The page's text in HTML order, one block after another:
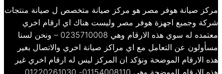
مركز صيانة هوفر مصر هو مركز صيانة متخصص ل صيانة منتجات
شركة وجميع اجهزة هوفر مصر وليست هناك اي ارقام اخري
معتمده له سوي هذه الارقام وهي 0235710008 – ونحن لسنا
مسأولون عن التعامل مع اي مراكز صيانة اخري والاتصال بغير
هذه الارقام الموضحة ونؤكد ان المركز ليس له ارقام اخري غير
هذه الارقام الموضحة وهي 01154008110- 01220261030